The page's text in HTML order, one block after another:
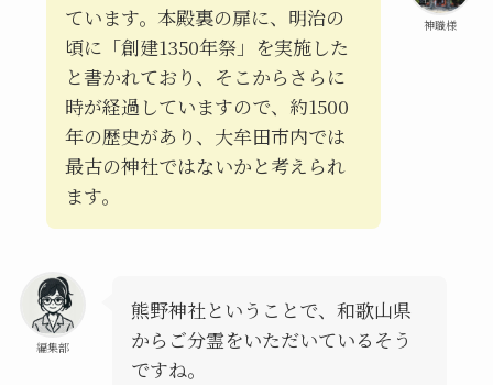
神職様
ています。本殿裏の扉に、明治の
頃に「創建1350年祭」を実施した
と書かれており、そこからさらに
時が経過していますので、約1500
年の歴史があり、大牟田市内では
最古の神社ではないかと考えられ
ます。
編集部
熊野神社ということで、和歌山県
からご分霊をいただいているそう
ですね。